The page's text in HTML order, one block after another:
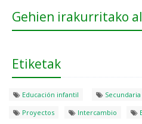
Gehien irakurritako
Etiketak
Educación infantil Secundaria
Proyectos
Intercambio